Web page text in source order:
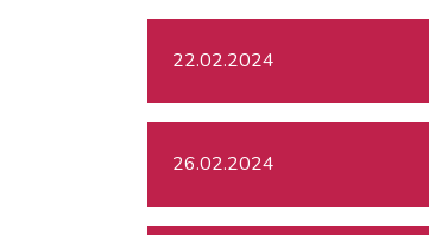
22.02.2024
26.02.2024